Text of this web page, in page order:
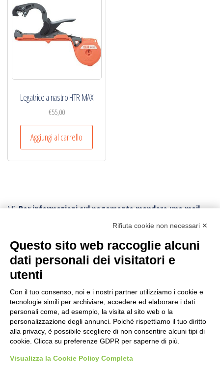
Legatrice a nastro HTR MAX
€55,00
Aggiungi al carrello
NB.Per informazioni sul pagamento mandare una mail.
Ogni ordine, avrà un costo di trasporto variabile da
speciali.Per conoscere la tariffa corretta della spedizione,
conviene fare l’ordine e poi viene inviato il corretto
tariffario: l’ordine può essere annullato in ogni momento.
I resi sono accettati con trasporto andata e ritornosempre a carico
dell’acquirente , anche in caso di rimborso.
CERCA IL PRODOTTO
per:
Rifiuta cookie non necessari ✕
Questo sito web raccoglie alcuni
dati personali dei visitatori e
utenti
Con il tuo consenso, noi e i nostri partner utilizziamo i cookie e
tecnologie simili per archiviare, accedere ed elaborare i dati
personali come, ad esempio, la visita al sito web o la
personalizzazione degli annunci. Poiché rispettiamo il tuo diritto
alla privacy, è possibile scegliere di non consentire alcuni tipi di
cookie. Clicca su preferenze GDPR per saperne di più.
Visualizza la Cookie Policy Completa